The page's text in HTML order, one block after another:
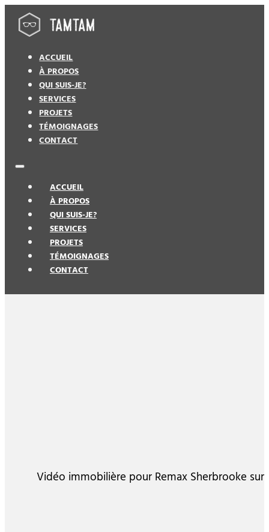
ACCUEIL
À PROPOS
QUI SUIS-JE?
SERVICES
PROJETS
TÉMOIGNAGES
CONTACT
ACCUEIL
À PROPOS
QUI SUIS-JE?
SERVICES
PROJETS
TÉMOIGNAGES
CONTACT
Vidéo immobilière pour Remax Sherbrooke sur